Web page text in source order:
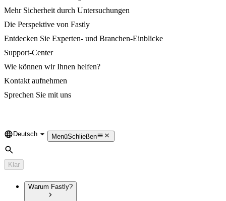
Mehr Sicherheit durch Untersuchungen
Die Perspektive von Fastly
Entdecken Sie Experten- und Branchen-Einblicke
Support-Center
Wie können wir Ihnen helfen?
Kontakt aufnehmen
Sprechen Sie mit uns
Language
Deutsch MenüSchließen
Suche
Klar
Warum Fastly?